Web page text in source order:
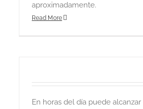
aproximadamente.
Read More
En horas del día puede